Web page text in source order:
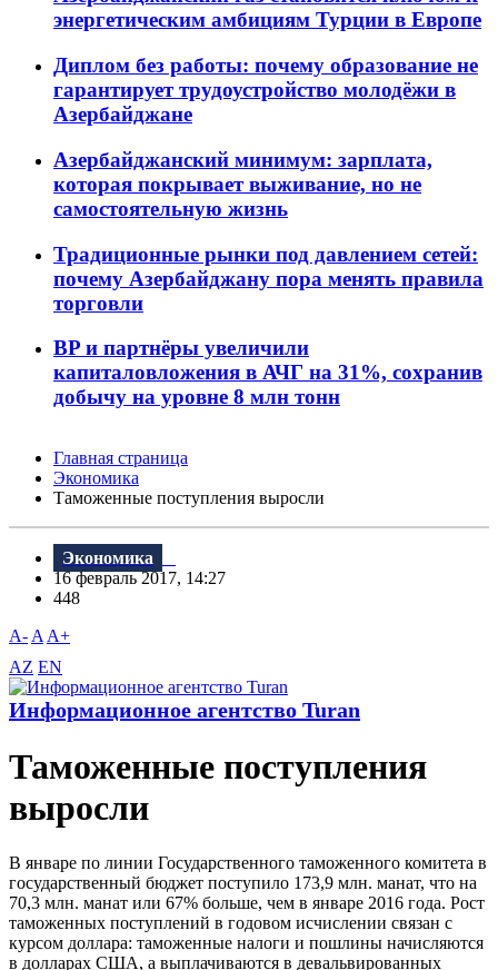
энергетическим амбициям Турции в Европе
Диплом без работы: почему образование не
гарантирует трудоустройство молодёжи в
Азербайджане
Азербайджанский минимум: зарплата,
которая покрывает выживание, но не
самостоятельную жизнь
Традиционные рынки под давлением сетей:
почему Азербайджану пора менять правила
торговли
BP и партнёры увеличили
капиталовложения в АЧГ на 31%, сохранив
добычу на уровне 8 млн тонн
Главная страница
Экономика
Таможенные поступления выросли
Экономика
16 февраль 2017, 14:27
448
A- A A+
AZ EN
Информационное агентство Turan
Таможенные поступления
выросли
В январе по линии Государственного таможенного комитета в
государственный бюджет поступило 173,9 млн. манат, что на
70,3 млн. манат или 67% больше, чем в январе 2016 года. Рост
таможенных поступлений в годовом исчислении связан с
курсом доллара: таможенные налоги и пошлины начисляются
в долларах США, а выплачиваются в девальвированных